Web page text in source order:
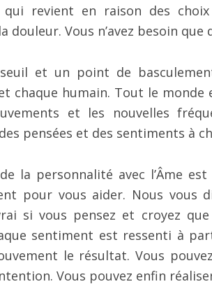
qui revient en raison des
douleur. Vous n’avez besoin
et un point de
chaque humain. Tout le monde
et les nouvelles
pensées et des sentiments à
de la personnalité avec l’Âme
pour vous aider. Nous vous
si vous pensez et croyez
sentiment est ressenti à
le résultat. Vous
Vous pouvez enfin